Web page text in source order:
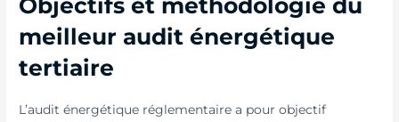
meilleur audit énergétique
tertiaire
L’audit énergétique réglementaire a pour objectif